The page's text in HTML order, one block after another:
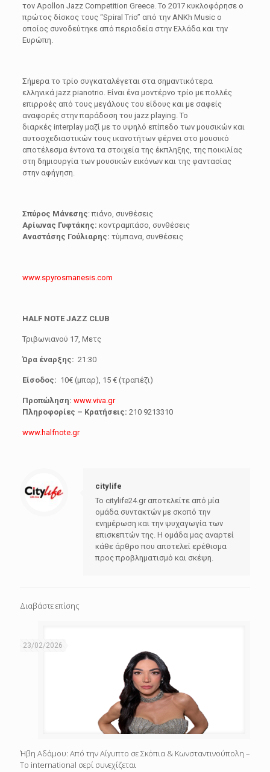
τον Apollon Jazz Competition Greece. Το 2017 κυκλοφόρησε ο
πρώτος δίσκος τους “Spiral Trio” από την ANKh Music ο
οποίος συνοδεύτηκε από περιοδεία στην Ελλάδα και την
Ευρώπη.
Σήμερα το τρίο συγκαταλέγεται στα σημαντικότερα
ελληνικά jazz pianotrio. Είναι ένα μοντέρνο τρίο με πολλές
επιρροές από τους μεγάλους του είδους και με σαφείς
αναφορές στην παράδοση του jazz playing. Το
διαρκές interplay μαζί με το υψηλό επίπεδο των μουσικών και
αυτοσχεδιαστικών τους ικανοτήτων φέρνει στο μουσικό
αποτέλεσμα έντονα τα στοιχεία της έκπληξης, της ποικιλίας
στη δημιουργία των μουσικών εικόνων και της φαντασίας
στην αφήγηση.
Σπύρος Μάνεσης: πιάνο, συνθέσεις
Αρίωνας Γυφτάκης: κοντραμπάσο, συνθέσεις
Αναστάσης Γούλιαρης: τύμπανα, συνθέσεις
www.spyrosmanesis.com
HALF NOTE JAZZ CLUB
Τριβωνιανού 17, Μετς
Ώρα έναρξης: 21:30
Είσοδος: 10€ (μπαρ), 15 € (τραπέζι)
Προπώληση: www.viva.gr
Πληροφορίες – Κρατήσεις: 210 9213310
www.halfnote.gr
citylife
Το citylife24.gr αποτελείτε από μία
ομάδα συντακτών με σκοπό την
ενημέρωση και την ψυχαγωγία των
επισκεπτών της. Η ομάδα μας αναρτεί
κάθε άρθρο που αποτελεί ερέθισμα
προς προβληματισμό και σκέψη.
Διαβάστε επίσης
23/02/2026
Ήβη Αδάμου: Από την Αίγυπτο σε Σκόπια & Κωνσταντινούπολη –
Το international σερί συνεχίζεται